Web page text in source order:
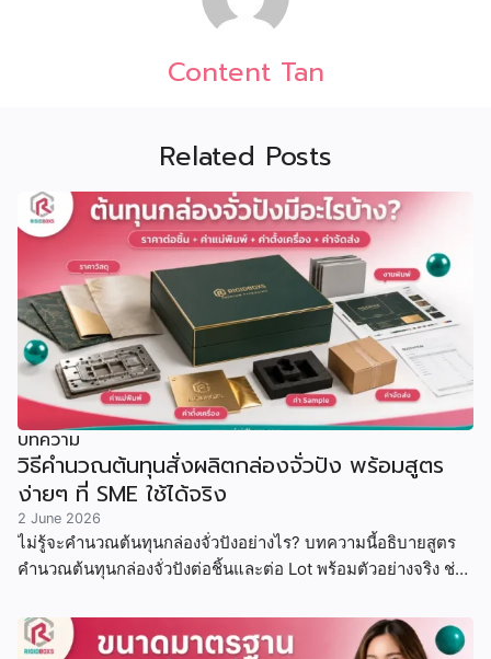
Content Tan
Related Posts
บทความ
วิธีคำนวณต้นทุนสั่งผลิตกล่องจั่วปัง พร้อมสูตร
ง่ายๆ ที่ SME ใช้ได้จริง
2 June 2026
ไม่รู้จะคำนวณต้นทุนกล่องจั่วปังอย่างไร? บทความนี้อธิบายสูตร
คำนวณต้นทุนกล่องจั่วปังต่อชิ้นและต่อ Lot พร้อมตัวอย่างจริง ช่วย